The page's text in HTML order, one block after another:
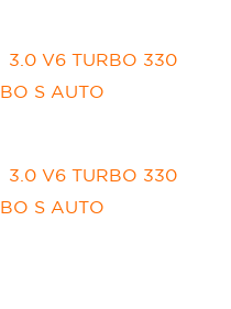
3.0 V6 TURBO 330
S AUTO
3.0 V6 TURBO 330
S AUTO